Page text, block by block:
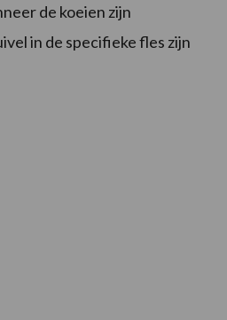
de koeien zijn
in de specifieke fles zijn